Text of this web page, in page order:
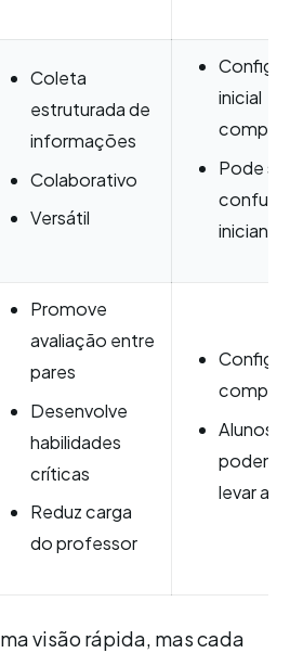
Coleta
estruturada de
informações
Colaborativo
Versátil
inicial
Pode
confuso
Promove
avaliação entre
pares
Desenvolve
habilidades
críticas
Reduz carga
do professor
Alunos
podem
levar a
visão rápida, mas cada